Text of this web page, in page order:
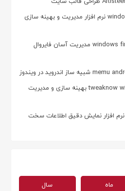
دانلود windows manager 2.3.3 نرم افزار مدیریت و بهینه سازی
دانلود windows firewall control 6.26 مدیریت آسان فایروال
دانلود tweaknow winsecret plus 8.0.2 بهینه سازی و مدیریت
دانلود hwinfo 8.42.5930 نرم افزار نمایش دقیق اطلاعات سخت
ماه سال